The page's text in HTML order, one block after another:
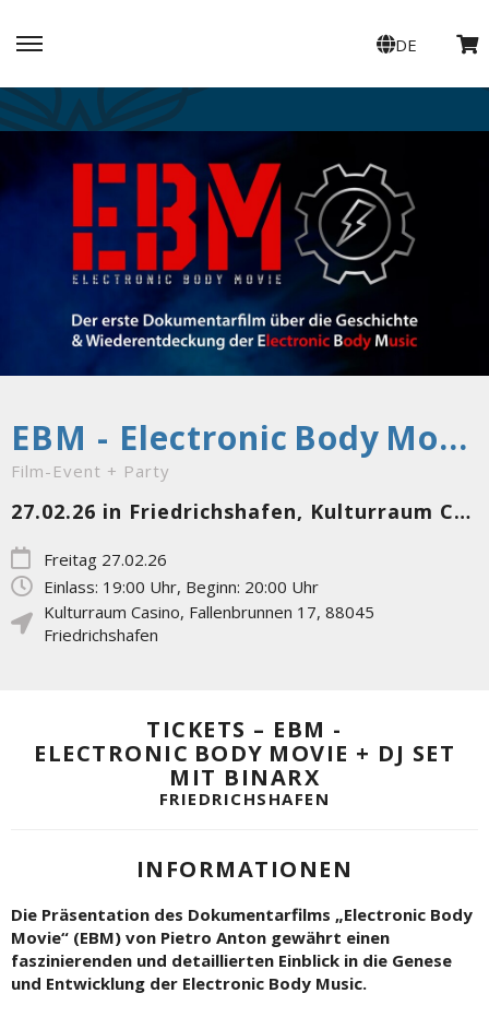
DE
EBM - Electronic Body Movie + DJ Set mit BinarX
Film-Event + Party
27.02.26 in Friedrichshafen, Kulturraum Casino
Freitag 27.02.26
Einlass: 19:00 Uhr, Beginn: 20:00 Uhr
Kulturraum Casino, Fallenbrunnen 17, 88045
Friedrichshafen
TICKETS – EBM -
ELECTRONIC BODY MOVIE + DJ SET
MIT BINARX
FRIEDRICHSHAFEN
INFORMATIONEN
Die Präsentation des Dokumentarfilms „Electronic Body
Movie“ (EBM) von Pietro Anton gewährt einen
faszinierenden und detaillierten Einblick in die Genese
und Entwicklung der Electronic Body Music.